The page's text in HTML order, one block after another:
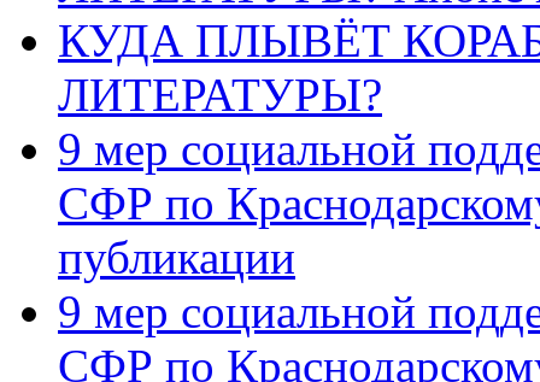
КУДА ПЛЫВЁТ
ЛИТЕРАТУРЫ?
9 мер социальной
СФР по
публикации
9 мер социальной
СФР по